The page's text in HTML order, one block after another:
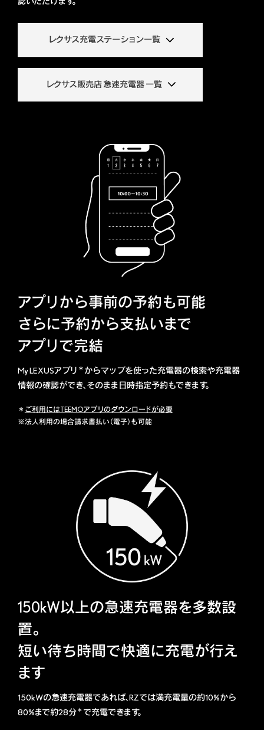
レクサス充電ステーション一覧
レクサス販売店 急速充電器 一覧
アプリから事前の予約も可能
さらに予約から支払いまで
アプリで完結
My LEXUSアプリ ＊ からマップを使った充電器の検索や充電器
情報の確認ができ、そのまま日時指定予約もできます。
＊ ご利用にはTEEMOアプリのダウンロードが必要
※法人利用の場合請求書払い（電子）も可能
150kW以上の急速充電器を多数設
置。
短い待ち時間で快適に充電が行え
ます
150kWの急速充電器であれば、RZでは満充電量の約10%から
80%まで約28分＊ で充電できます。